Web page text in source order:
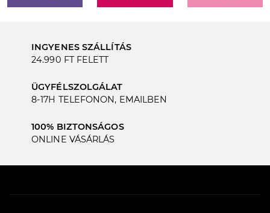
INGYENES SZÁLLÍTÁS
24.990 FT FELETT
ÜGYFÉLSZOLGÁLAT
8-17H TELEFONON, EMAILBEN
100% BIZTONSÁGOS
ONLINE VÁSÁRLÁS